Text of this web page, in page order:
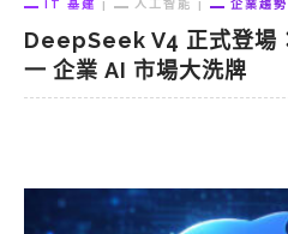
IT 基建 人工智能 企業趨勢
DeepSeek V4 正式登場
一 企業 AI 市場大洗牌